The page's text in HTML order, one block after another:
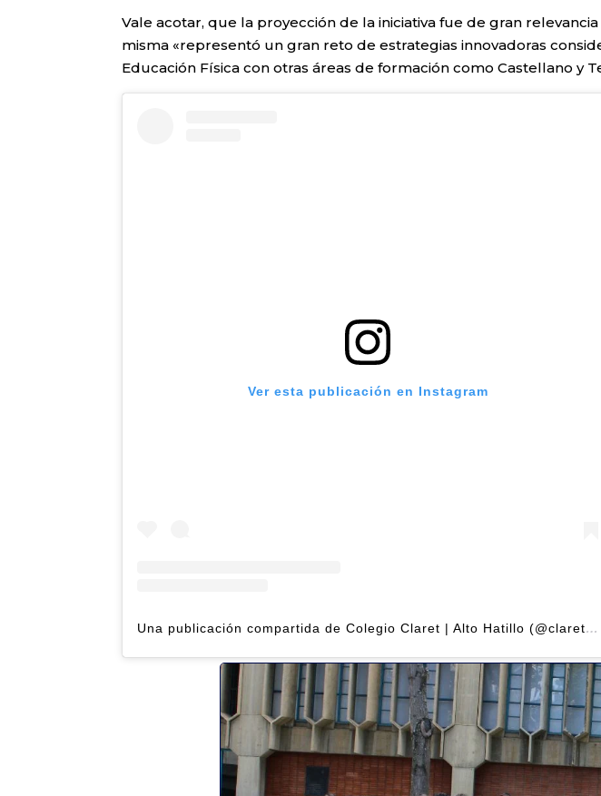
Vale acotar, que la proyección de la iniciativa fue de gran
misma «representó un gran reto de estrategias innovadoras
Educación Física con otras áreas de formación como Castellano y
Ver esta publicación en Instagram
Una publicación compartida de Colegio Claret | Alto Hatillo (@clarethatillo)